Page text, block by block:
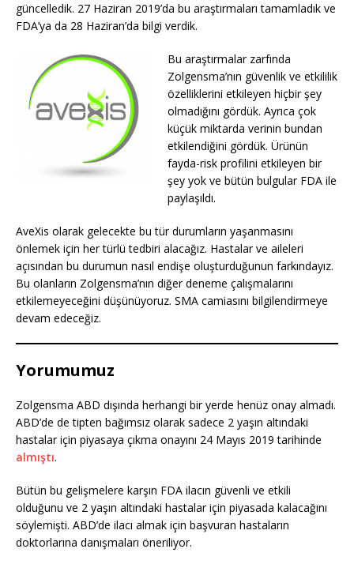
güncelledik. 27 Haziran 2019’da bu araştırmaları tamamladık ve
FDA’ya da 28 Haziran’da bilgi verdik.
Bu araştırmalar zarfında
Zolgensma’nın güvenlik ve etkililik
özelliklerini etkileyen hiçbir şey
olmadığını gördük. Ayrıca çok
küçük miktarda verinin bundan
etkilendiğini gördük. Ürünün
fayda-risk profilini etkileyen bir
şey yok ve bütün bulgular FDA ile
paylaşıldı.
AveXis olarak gelecekte bu tür durumların yaşanmasını
önlemek için her türlü tedbiri alacağız. Hastalar ve aileleri
açısından bu durumun nasıl endişe oluşturduğunun farkındayız.
Bu olanların Zolgensma’nın diğer deneme çalışmalarını
etkilemeyeceğini düşünüyoruz. SMA camiasını bilgilendirmeye
devam edeceğiz.
Yorumumuz
Zolgensma ABD dışında herhangi bir yerde henüz onay almadı.
ABD’de de tipten bağımsız olarak sadece 2 yaşın altındaki
hastalar için piyasaya çıkma onayını 24 Mayıs 2019 tarihinde
almıştı.
Bütün bu gelişmelere karşın FDA ilacın güvenli ve etkili
olduğunu ve 2 yaşın altındaki hastalar için piyasada kalacağını
söylemişti. ABD’de ilacı almak için başvuran hastaların
doktorlarına danışmaları öneriliyor.